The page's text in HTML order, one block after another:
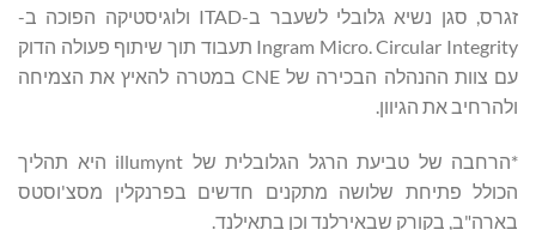
זגרס, סגן נשיא גלובלי לשעבר ב-ITAD ולוגיסטיקה הפוכה ב-
Ingram Micro. Circular Integrity תעבוד תוך שיתוף פעולה הדוק
עם צוות ההנהלה הבכירה של CNE במטרה להאיץ את הצמיחה
ולהרחיב את הגיוון.
*הרחבה של טביעת הרגל הגלובלית של illumynt היא תהליך
הכולל פתיחת שלושה מתקנים חדשים בפרנקלין מסצ'וסטס
בארה"ב, בקורק שבאירלנד וכן בתאילנד.